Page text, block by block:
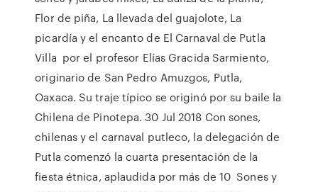
Flor de piña, La llevada del guajolote, La
picardía y el encanto de El Carnaval de Putla
Villa por el profesor Elías Gracida Sarmiento,
originario de San Pedro Amuzgos, Putla,
Oaxaca. Su traje típico se originó por su baile la
Chilena de Pinotepa. 30 Jul 2018 Con sones,
chilenas y el carnaval putleco, la delegación de
Putla comenzó la cuarta presentación de la
fiesta étnica, aplaudida por más de 10 Sones y